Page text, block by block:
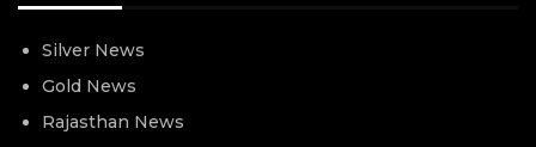
Silver News
Gold News
Rajasthan News